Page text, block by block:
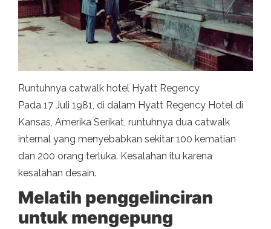
Runtuhnya catwalk hotel Hyatt Regency
Pada 17 Juli 1981, di dalam Hyatt Regency Hotel di
Kansas, Amerika Serikat, runtuhnya dua catwalk
internal yang menyebabkan sekitar 100 kematian
dan 200 orang terluka. Kesalahan itu karena
kesalahan desain.
Melatih penggelinciran
untuk mengepung